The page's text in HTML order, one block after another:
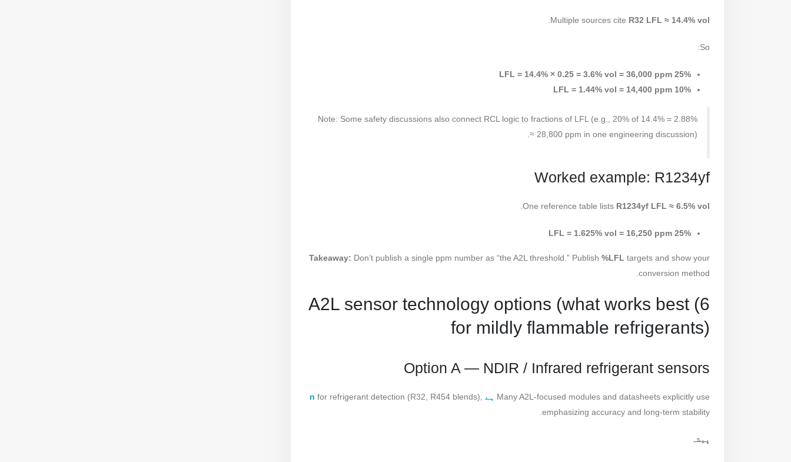
Multiple sources cite R32 LFL ≈ 14.4% vol
So:
25% LFL = 14.4% × 0.25 = 3.6% vol = 36,000 ppm
10% LFL = 1.44% vol = 14,400 ppm
Note: Some safety discussions also connect RCL logic to fractions of LFL (e.g., 20% of 14.4% = 2.88%
≈ 28,800 ppm in one engineering discussion).
Worked example: R1234yf
One reference table lists R1234yf LFL ≈ 6.5% vol
25% LFL = 1.625% vol = 16,250 ppm
Takeaway: Don’t publish a single ppm number as “the A2L threshold.” Publish %LFL targets and show your
conversion method.
6) A2L sensor technology options (what works best
for mildly flammable refrigerants)
Option A — NDIR / Infrared refrigerant sensors
Many A2L-focused modules and datasheets explicitly use ہے n
for refrigerant detection (R32, R454 blends),
emphasizing accuracy and long-term stability.
پیشہ